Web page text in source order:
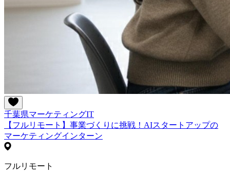
千葉県マーケティングIT
【フルリモート】事業づくりに挑戦！AIスタートアップの
マーケティングインターン
フルリモート